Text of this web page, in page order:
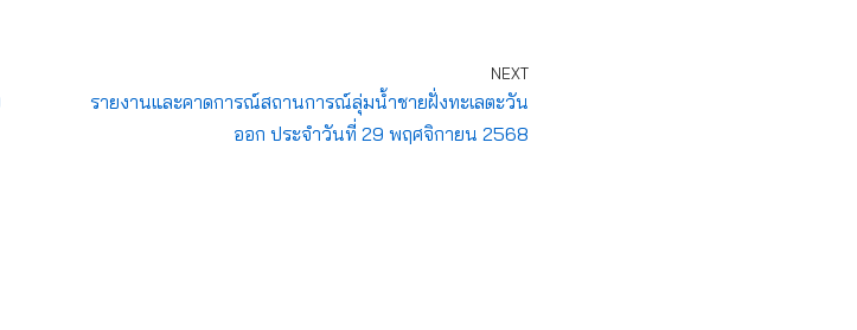
NEXT
รายงานและคาดการณ์สถานการณ์ลุ่มน้ำชายฝั่งทะเลตะวัน
ออก ประจำวันที่ 29 พฤศจิกายน 2568